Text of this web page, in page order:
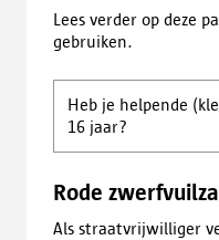
Lees verder op deze
gebruiken.
Heb je helpende
16 jaar?
Rode
Als straatvrijwilliger